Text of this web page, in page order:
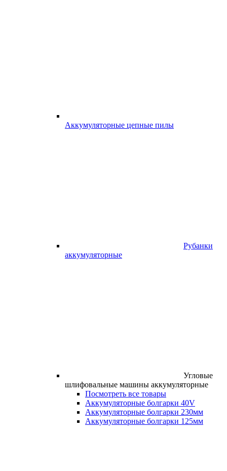
Аккумуляторные цепные пилы
Рубанки
аккумуляторные
Угловые
шлифовальные машины аккумуляторные
Посмотреть все товары
Аккумуляторные болгарки 40V
Аккумуляторные болгарки 230мм
Аккумуляторные болгарки 125мм